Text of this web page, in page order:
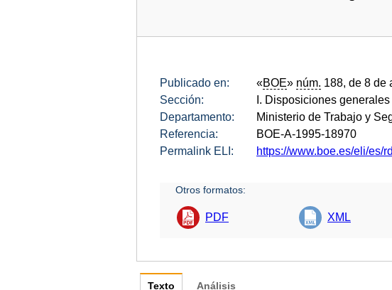
Publicado en: «BOE» núm. 188, de 8 de
Sección:
I. Disposiciones generales
Departamento:
Ministerio de Trabajo y
Referencia:
BOE-A-1995-18970
Permalink ELI:
https://www.boe.es/eli/es/
Otros formatos:
PDF XML
Texto Análisis